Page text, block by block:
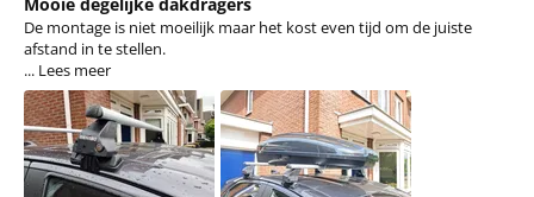
De montage is niet moeilijk maar het kost even tijd om de juiste
afstand in te stellen.
... Lees meer